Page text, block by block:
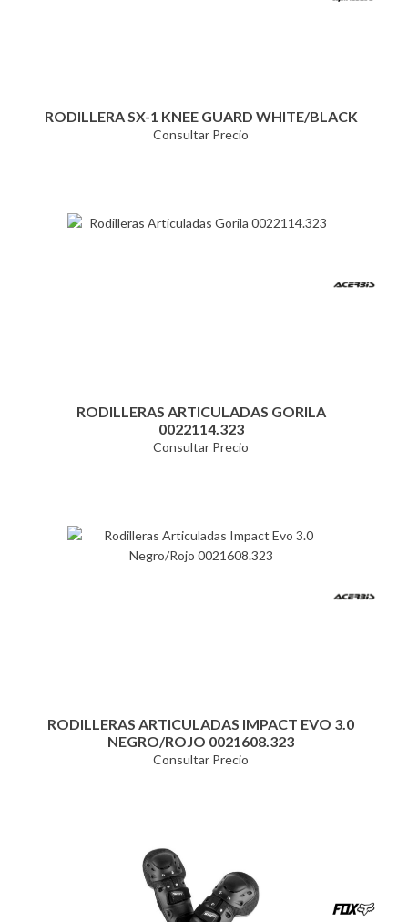
RODILLERA SX-1 KNEE GUARD WHITE/BLACK
Consultar Precio
RODILLERAS ARTICULADAS GORILA
0022114.323
Consultar Precio
RODILLERAS ARTICULADAS IMPACT EVO 3.0
NEGRO/ROJO 0021608.323
Consultar Precio